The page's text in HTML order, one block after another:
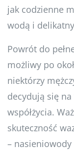
jak codzienne
wodą i
Powrót do
możliwy po
niektórzy
decydują się
współżycia.
skuteczność
–